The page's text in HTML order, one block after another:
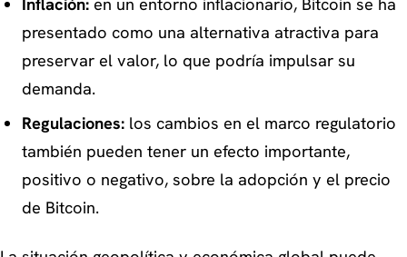
Inflación:en un entorno inflacionario, Bitcoin se ha
presentado como una alternativa atractiva para
preservar el valor, lo que podría impulsar su
demanda.
Regulaciones:los cambios en el marco regulatorio
también pueden tener un efecto importante,
positivo o negativo, sobre la adopción y el precio
de Bitcoin.